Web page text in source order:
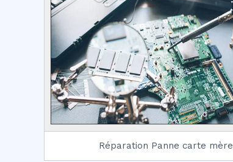
Réparation Panne carte mère